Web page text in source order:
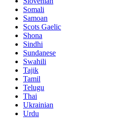
Somali
Samoan
Scots Gaelic
Shona
Sindhi
Sundanese
Swahili
Tajik
Tamil
Telugu
Thai
Ukrainian
Urdu